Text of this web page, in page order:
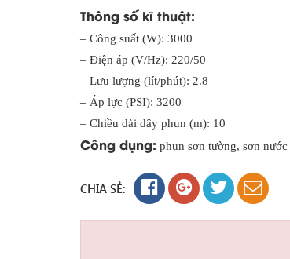
Thông số kĩ thuật:
– Công suất (W): 3000
– Điện áp (V/Hz): 220/50
– Lưu lượng (lít/phút): 2.8
– Áp lực (PSI): 3200
– Chiều dài dây phun (m): 10
Công dụng: phun sơn tường, sơn
CHIA SẺ: